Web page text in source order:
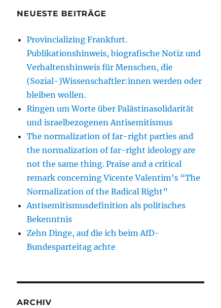
NEUESTE BEITRÄGE
Provincializing Frankfurt.
Publikationshinweis, biografische Notiz und
Verhaltenshinweis für Menschen, die
(Sozial-)Wissenschaftler:innen werden oder
bleiben wollen.
Ringen um Worte über Palästinasolidarität
und israelbezogenen Antisemitismus
The normalization of far-right parties and
the normalization of far-right ideology are
not the same thing. Praise and a critical
remark concerning Vicente Valentim’s “The
Normalization of the Radical Right”
Antisemitismusdefinition als politisches
Bekenntnis
Zehn Dinge, auf die ich beim AfD-
Bundesparteitag achte
ARCHIV